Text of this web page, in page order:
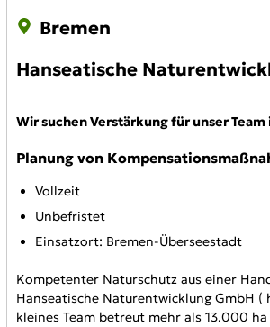
Bremen
Hanseatische
Wir suchen Verstärkung für unser Team
Planung von
Vollzeit
Unbefristet
Einsatzort: Bremen-Überseestadt
Kompetenter Naturschutz aus einer
Hanseatische Naturentwicklung GmbH (
kleines Team betreut mehr als 13.000 ha